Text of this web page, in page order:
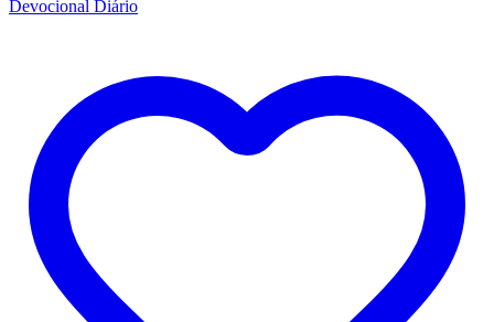
Devocional Diário